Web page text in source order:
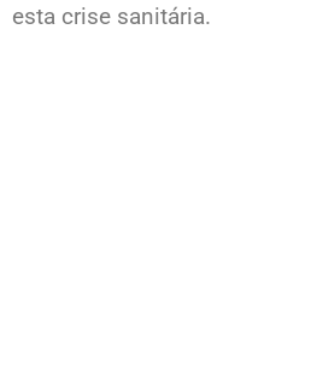
esta crise sanitária.